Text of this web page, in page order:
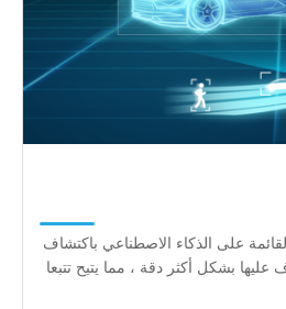
على الذكاء الاصطناعي باكتشاف
عليها بشكل أكثر دقة ، مما يتيح تتبعا